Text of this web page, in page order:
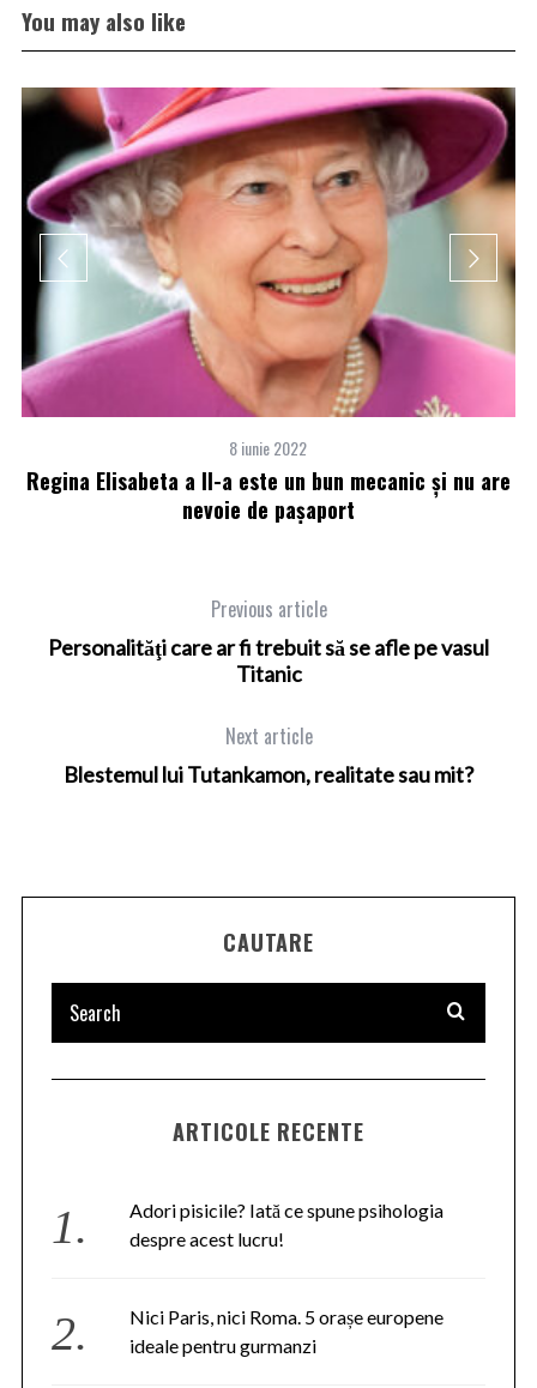
You may also like
8 iunie 2022
Regina Elisabeta a II-a este un bun mecanic şi nu are
nevoie de paşaport
Previous article
Personalităţi care ar fi trebuit să se afle pe vasul
Titanic
Next article
Blestemul lui Tutankamon, realitate sau mit?
CAUTARE
ARTICOLE RECENTE
Adori pisicile? Iată ce spune psihologia
despre acest lucru!
Nici Paris, nici Roma. 5 orașe europene
ideale pentru gurmanzi